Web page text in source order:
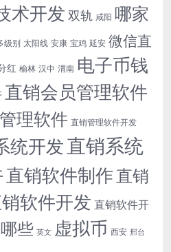
术开发 双轨 咸阳 哪家
级别 太阳线 安康 宝鸡 延安 微信直
红 榆林 汉中 渭南 电子币钱
直销会员管理软件
理软件 直销管理软件开发
统开发直销系统
直销软件制作直销
软件开发 直销软件开
些 英文 虚拟币 西安 邢台